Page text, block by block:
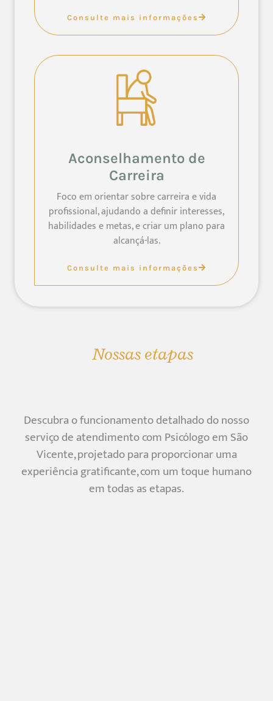
Consulte mais informações
Aconselhamento de
Carreira
Foco em orientar sobre carreira e vida
profissional, ajudando a definir interesses,
habilidades e metas, e criar um plano para
alcançá-las.
Consulte mais informações
Nossas etapas
Descubra o funcionamento detalhado do nosso
serviço de atendimento com Psicólogo em São
Vicente, projetado para proporcionar uma
experiência gratificante, com um toque humano
em todas as etapas.